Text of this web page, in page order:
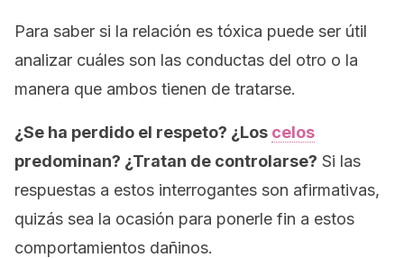
Para saber si la relación es tóxica puede ser útil
analizar cuáles son las conductas del otro o la
manera que ambos tienen de tratarse.
¿Se ha perdido el respeto? ¿Los celos
predominan? ¿Tratan de controlarse? Si las
respuestas a estos interrogantes son afirmativas,
quizás sea la ocasión para ponerle fin a estos
comportamientos dañinos.